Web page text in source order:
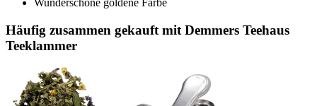
Wunderschöne goldene Farbe
Häufig zusammen gekauft mit Demmers Teehaus
Teeklammer